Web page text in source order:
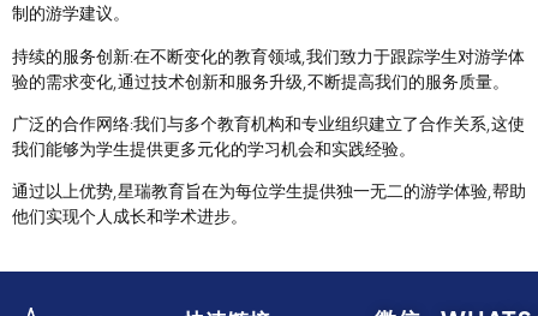
制的游学建议。
持续的服务创新:在不断变化的教育领域,我们致力于跟踪学生对游学体
验的需求变化,通过技术创新和服务升级,不断提高我们的服务质量。
广泛的合作网络:我们与多个教育机构和专业组织建立了合作关系,这使
我们能够为学生提供更多元化的学习机会和实践经验。
通过以上优势,星瑞教育旨在为每位学生提供独一无二的游学体验,帮助
他们实现个人成⻓和学术进步。